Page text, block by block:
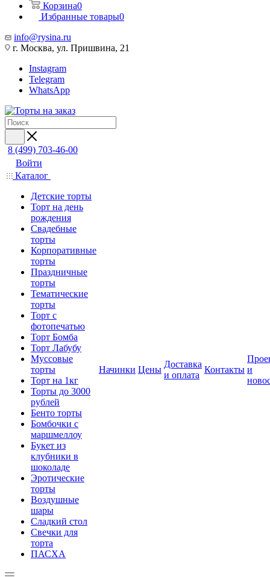
Корзина0
Избранные товары0
info@rysina.ru
г. Москва, ул. Пришвина, 21
Instagram
Telegram
WhatsApp
8 (499) 703-46-00
Войти
Каталог
Детские торты
Торт на день
рождения
Свадебные
торты
Корпоративные
торты
Праздничные
торты
Тематические
торты
Торт с
фотопечатью
Торт Бомба
Торт Лабубу
Муссовые
торты
Торт на 1кг
Торты до 3000
рублей
Бенто торты
Бомбочки с
маршмеллоу
Букет из
клубники в
шоколаде
Эротические
торты
Воздушные
шары
Сладкий стол
Свечки для
торта
ПАСХА
Начинки Цены
Доставка
и оплата
Контакты и